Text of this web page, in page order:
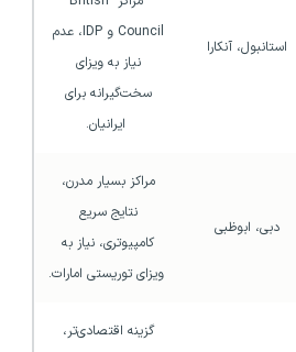
استانبول، آنکارا
ایرانیان.
دبی، ابوظبی
کامپیوتری، نیاز به
ویزای توریستی امارات.